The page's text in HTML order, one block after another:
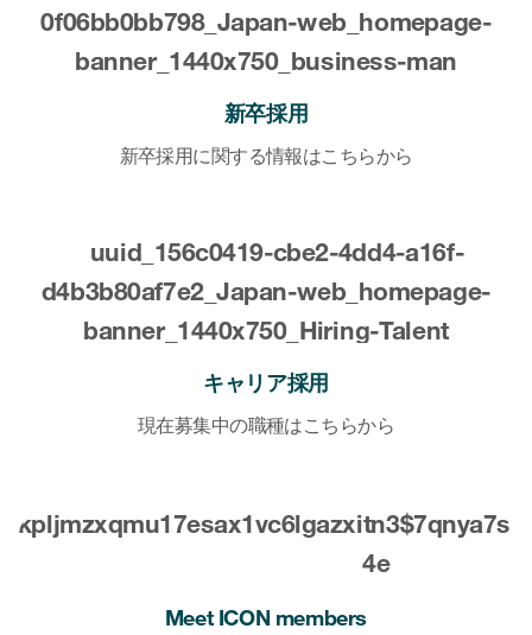
新卒採用
新卒採用に関する情報はこちらから
キャリア採用
現在募集中の職種はこちらから
Meet ICON members